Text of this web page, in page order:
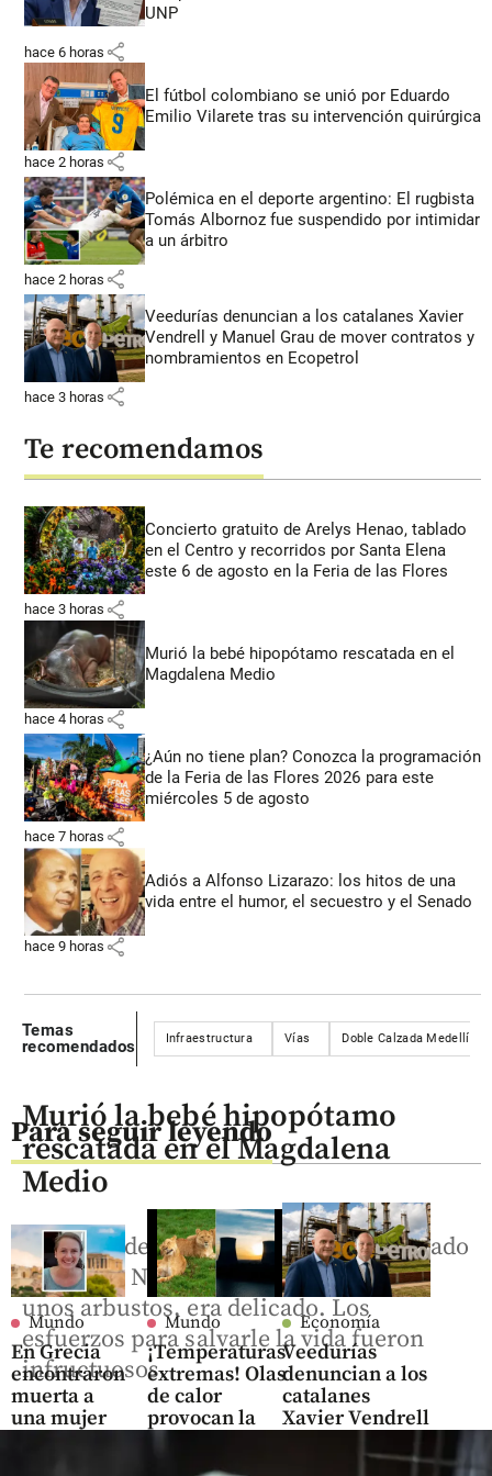
UNP
hace 6 horas share
El fútbol colombiano se unió por Eduardo
Emilio Vilarete tras su intervención quirúrgica
hace 2 horas share
Polémica en el deporte argentino: El rugbista
Tomás Albornoz fue suspendido por intimidar
a un árbitro
hace 2 horas share
Veedurías denuncian a los catalanes Xavier
Vendrell y Manuel Grau de mover contratos y
nombramientos en Ecopetrol
hace 3 horas share
Te recomendamos
Concierto gratuito de Arelys Henao, tablado
en el Centro y recorridos por Santa Elena
este 6 de agosto en la Feria de las Flores
hace 3 horas share
Murió la bebé hipopótamo rescatada en el
Magdalena Medio
hace 4 horas share
¿Aún no tiene plan? Conozca la programación
de la Feria de las Flores 2026 para este
miércoles 5 de agosto
hace 7 horas share
Adiós a Alfonso Lizarazo: los hitos de una
vida entre el humor, el secuestro y el Senado
hace 9 horas share
Temas
recomendados
Infraestructura Vías Doble Calzada Medellín
Para seguir leyendo
Mundo
En Grecia
encontraron
muerta a
una mujer
Mundo
¡Temperaturas
extremas! Olas
de calor
provocan la
Economía
Veedurías
denuncian a los
catalanes
Xavier Vendrell
de mover
Murió la bebé hipopótamo
rescatada en el Magdalena
Medio
El estado de salud del animal, encontrado
en Puerto Nare, solo y atrapado entre
unos arbustos, era delicado. Los
esfuerzos para salvarle la vida fueron
infructuosos.